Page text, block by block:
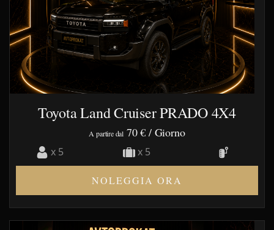
Toyota Land Cruiser PRADO 4X4
A partire dal 70 € / Giorno
x 5 x 5
NOLEGGIA ORA